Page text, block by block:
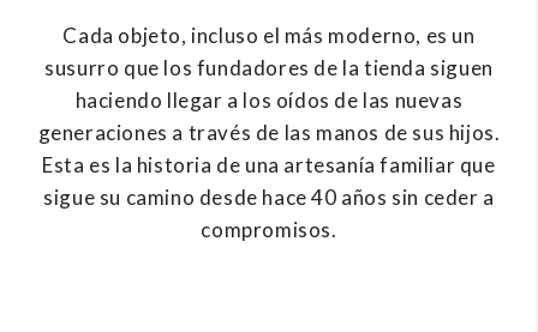
Cada objeto, incluso el más moderno, es un
susurro que los fundadores de la tienda siguen
haciendo llegar a los oídos de las nuevas
generaciones a través de las manos de sus hijos.
Esta es la historia de una artesanía familiar que
sigue su camino desde hace 40 años sin ceder a
compromisos.